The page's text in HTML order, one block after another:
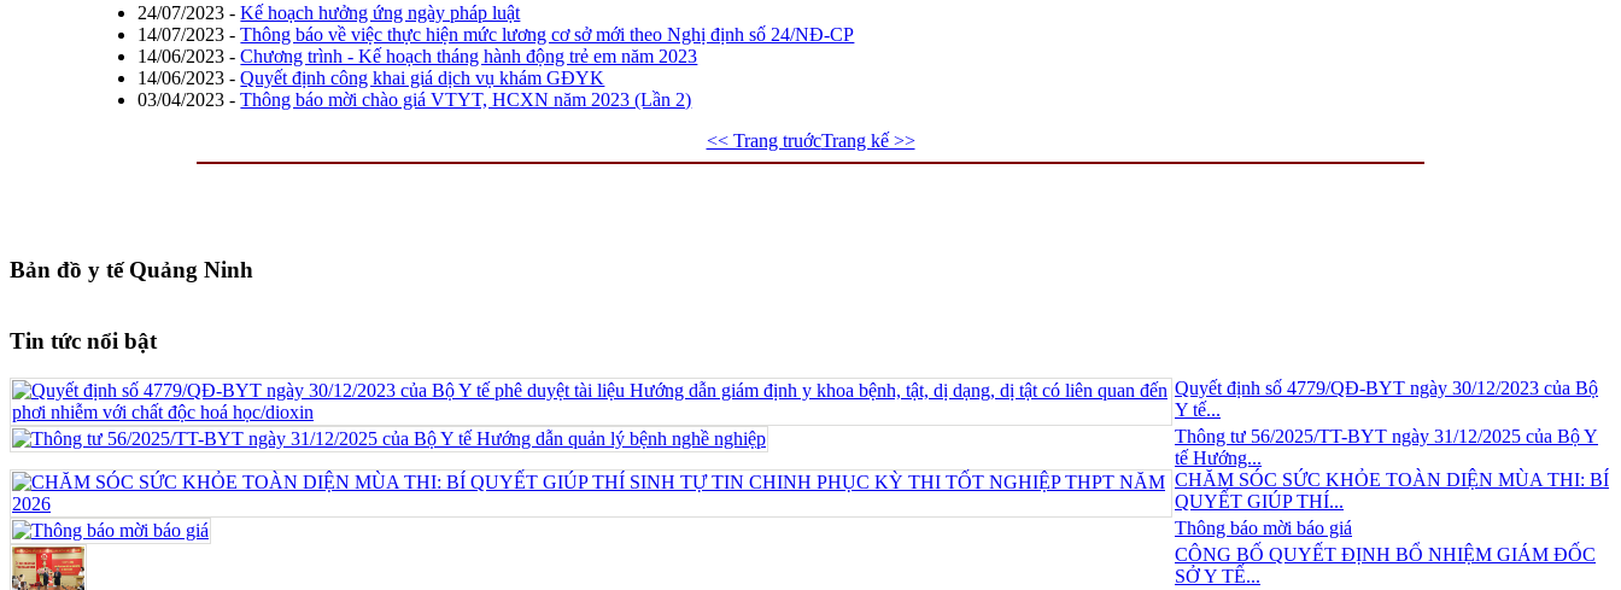
24/07/2023 -Kế hoạch hưởng ứng ngày pháp luật
14/07/2023 -Thông báo về việc thực hiện mức lương cơ sở mới theo Nghị định số 24/NĐ-CP
14/06/2023 -Chương trình - Kế hoạch tháng hành động trẻ em năm 2023
14/06/2023 -Quyết định công khai giá dịch vụ khám GĐYK
03/04/2023 -Thông báo mời chào giá VTYT, HCXN năm 2023 (Lần 2)
<< Trang truớcTrang kế >>
Bản đồ y tế Quảng Ninh
Tin tức nổi bật
Quyết định số 4779/QĐ-BYT ngày 30/12/2023 của Bộ
Y tế...
Thông tư 56/2025/TT-BYT ngày 31/12/2025 của Bộ Y
tế Hướng...
CHĂM SÓC SỨC KHỎE TOÀN DIỆN MÙA THI: BÍ
QUYẾT GIÚP THÍ...
Thông báo mời báo giá
CÔNG BỐ QUYẾT ĐỊNH BỔ NHIỆM GIÁM ĐỐC
SỞ Y TẾ...